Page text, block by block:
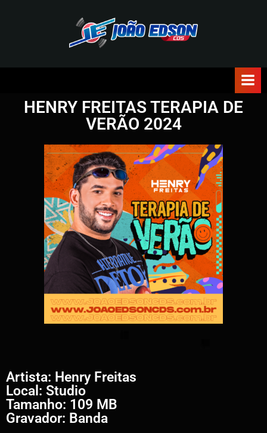
O
E
D
S
O
N
C
D
S
HENRY FREITAS TERAPIA DE
VERÃO 2024
Artista: Henry Freitas
Local: Studio
Tamanho: 109 MB
Gravador: Banda